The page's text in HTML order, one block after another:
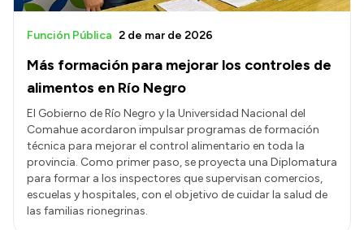
Más formación para mejorar los controles de
alimentos en Río Negro
Función Pública 2 de mar de 2026
El Gobierno de Río Negro y la Universidad Nacional del
Comahue acordaron impulsar programas de formación
técnica para mejorar el control alimentario en toda la
provincia. Como primer paso, se proyecta una Diplomatura
para formar a los inspectores que supervisan comercios,
escuelas y hospitales, con el objetivo de cuidar la salud de
las familias rionegrinas.